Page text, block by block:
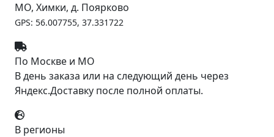
МО, Химки, д. Поярково
GPS: 56.007755, 37.331722
По Москве и МО
В день заказа или на следующий день через
Яндекс.Доставку после полной оплаты.
В регионы